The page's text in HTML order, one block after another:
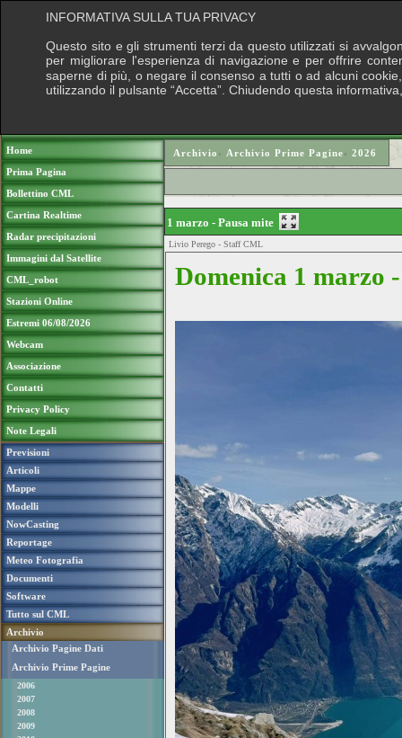
Home
Prima Pagina
Bollettino CML
Cartina Realtime
Radar precipitazioni
Immagini dal Satellite
CML_robot
Stazioni Online
Estremi 06/08/2026
Webcam
Associazione
Contatti
Privacy Policy
Note Legali
Previsioni
Articoli
Mappe
Modelli
NowCasting
Reportage
Meteo Fotografia
Documenti
Software
Tutto sul CML
Archivio
Archivio Pagine Dati
Archivio Prime Pagine
2006
2007
2008
2009
Archivio › Archivio Prime Pagine› 2026
1 marzo - Pausa mite
Livio Perego - Staff CML
Domenica 1 marzo
INFORMATIVA SULLA TUA PRIVACY
Questo sito e gli strumenti terzi da questo utilizzati si
per migliorare l'esperienza di navigazione e per offrire
saperne di più, o negare il consenso a tutti o ad alcuni
utilizzando il pulsante “Accetta”. Chiudendo questa